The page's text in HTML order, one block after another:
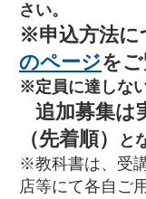
さい。
※申込方法に
のページをご
※定員に達しな
追加募集は
（先着順）
と
※教科書は、受
店等にて各自ご